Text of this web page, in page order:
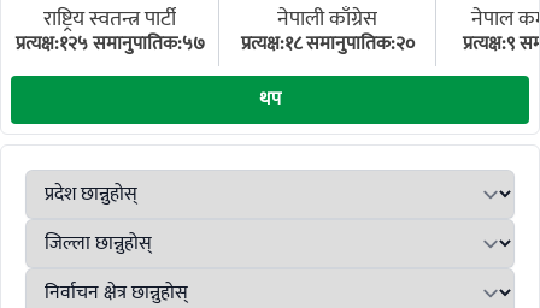
राष्ट्रिय स्वतन्त्र पार्टी
प्रत्यक्ष:१२५ समानुपातिक:५७
नेपाली काँग्रेस
प्रत्यक्ष:१८ समानुपातिक:२०
नेपाल
प्रत्यक्ष:९
थप